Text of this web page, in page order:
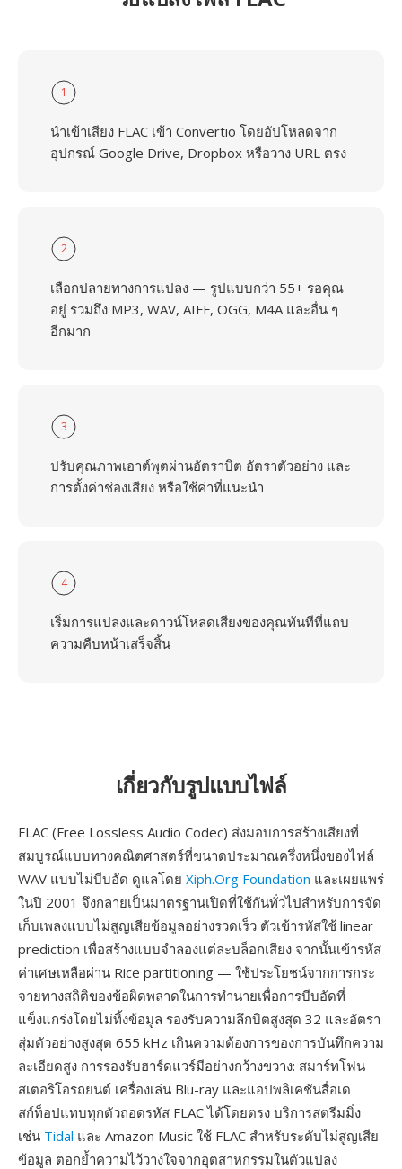
1
นำเข้าเสียง FLAC เข้า Convertio โดยอัปโหลดจาก
อุปกรณ์ Google Drive, Dropbox หรือวาง URL ตรง
2
เลือกปลายทางการแปลง — รูปแบบกว่า 55+ รอคุณ
อยู่ รวมถึง MP3, WAV, AIFF, OGG, M4A และอื่น ๆ
อีกมาก
3
ปรับคุณภาพเอาต์พุตผ่านอัตราบิต อัตราตัวอย่าง และ
การตั้งค่าช่องเสียง หรือใช้ค่าที่แนะนำ
4
เริ่มการแปลงและดาวน์โหลดเสียงของคุณทันทีที่แถบ
ความคืบหน้าเสร็จสิ้น
เกี่ยวกับรูปแบบไฟล์
FLAC (Free Lossless Audio Codec) ส่งมอบการสร้างเสียงที่
สมบูรณ์แบบทางคณิตศาสตร์ที่ขนาดประมาณครึ่งหนึ่งของไฟล์
WAV แบบไม่บีบอัด ดูแลโดย Xiph.Org Foundation และเผยแพร่
ในปี 2001 จึงกลายเป็นมาตรฐานเปิดที่ใช้กันทั่วไปสำหรับการจัด
เก็บเพลงแบบไม่สูญเสียข้อมูลอย่างรวดเร็ว ตัวเข้ารหัสใช้ linear
prediction เพื่อสร้างแบบจำลองแต่ละบล็อกเสียง จากนั้นเข้ารหัส
ค่าเศษเหลือผ่าน Rice partitioning — ใช้ประโยชน์จากการกระ
จายทางสถิติของข้อผิดพลาดในการทำนายเพื่อการบีบอัดที่
แข็งแกร่งโดยไม่ทิ้งข้อมูล รองรับความลึกบิตสูงสุด 32 และอัตรา
สุ่มตัวอย่างสูงสุด 655 kHz เกินความต้องการของการบันทึกความ
ละเอียดสูง การรองรับฮาร์ดแวร์มีอย่างกว้างขวาง: สมาร์ทโฟน
สเตอริโอรถยนต์ เครื่องเล่น Blu-ray และแอปพลิเคชันสื่อเด
สก์ท็อปแทบทุกตัวถอดรหัส FLAC ได้โดยตรง บริการสตรีมมิ่ง
เช่น Tidal และ Amazon Music ใช้ FLAC สำหรับระดับไม่สูญเสีย
ข้อมูล ตอกย้ำความไว้วางใจจากอุตสาหกรรมในตัวแปลง